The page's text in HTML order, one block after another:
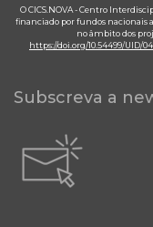
O CICS.NOVA - Centro
financiado por fundos nacionais
no âmbito dos
https://doi.org/10.54499/UID/
Subscreva a